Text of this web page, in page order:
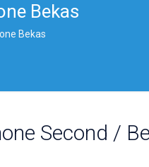
Bekas
Bekas
Second /